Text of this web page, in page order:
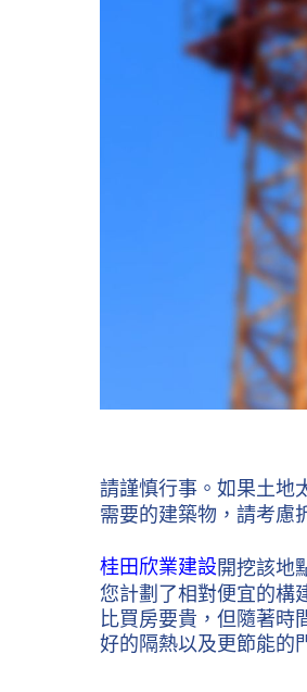
請謹慎行事。如果土地
需要的建築物，請考慮
桂田欣業建設 開挖該地
您計劃了相對便宜的構
比買房要貴，但隨著時
好的隔熱以及更節能的